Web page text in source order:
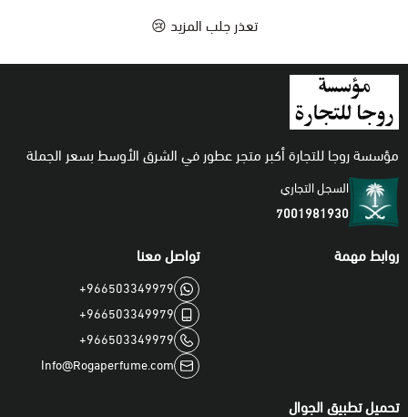
تعذر جلب المزيد 😢
مؤسسة روجا للتجارة أكبر متجر عطور في الشرق الأوسط بسعر الجملة
السجل التجاري
7001981930
روابط مهمة تواصل معنا
+966503349979
+966503349979
+966503349979
Info@Rogaperfume.com
تحميل تطبيق الجوال